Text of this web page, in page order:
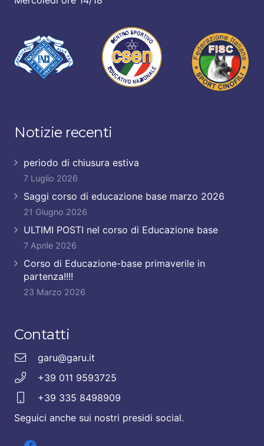
Notizie recenti
periodo di chiusura estiva
7 Luglio 2026
Saggi corso di educazione base marzo 2026
21 Giugno 2026
ULTIMI POSTI nel corso di Educazione base
7 Aprile 2026
Corso di Educazione-base primaverile in
partenza!!!!
23 Marzo 2026
Contatti
garu@garu.it
+39 011 9593725
+39 335 8498909
Seguici anche sui nostri presidi social.